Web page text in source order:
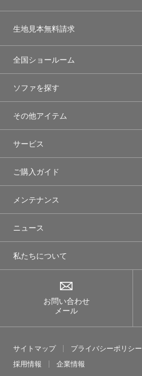
生地見本無料請求
全国ショールーム
ソファを探す
その他アイテム
サービス
ご購入ガイド
メンテナンス
ニュース
私たちについて
お問い合わせ
メール
サイトマップ プライバシーポリシー
採⽤情報
企業情報